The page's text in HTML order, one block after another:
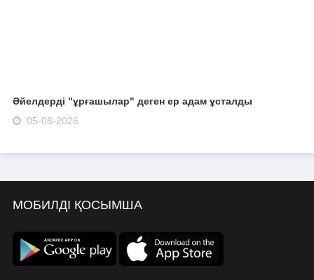
Әйелдерді "ұрғашылар" деген ер адам ұсталды
05-08-2026
МОБИЛДІ ҚОСЫМША